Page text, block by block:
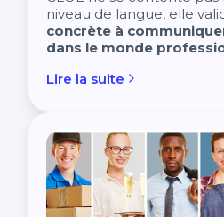
niveau de langue, elle
concrète à
dans le monde
Lire la suite